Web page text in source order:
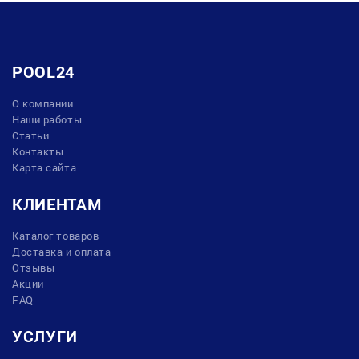
POOL24
О компании
Наши работы
Статьи
Контакты
Карта сайта
КЛИЕНТАМ
Каталог товаров
Доставка и оплата
Отзывы
Акции
FAQ
УСЛУГИ